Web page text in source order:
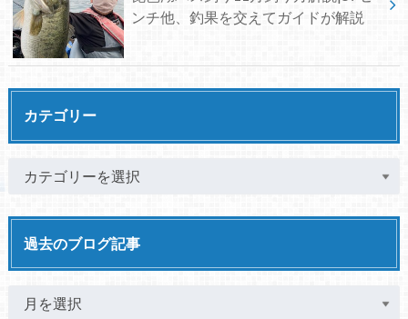
ンチ他、釣果を交えてガイドが解説
カテゴリー
過去のブログ記事